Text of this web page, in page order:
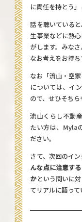
に責任を持とう」
話を聴いている
生事業などに熱
がします。みな
なお考えをお持
なお「流山・空
については、イ
ので、せひそちら
流山くらし不動
たい方は、 Myla
ださい。
さて、次回のイ
んな点に注意す
かという問いに
てリアルに語っ